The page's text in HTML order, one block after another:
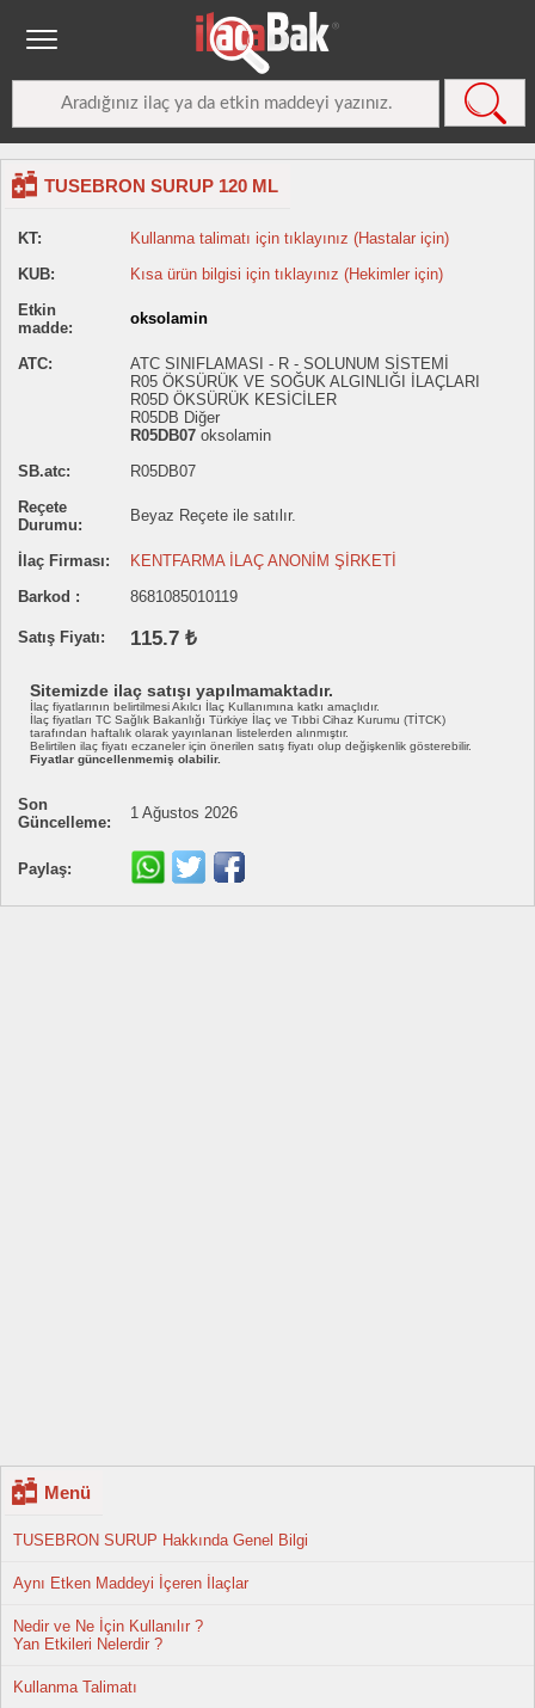
TUSEBRON SURUP 120 ML
KT:
Kullanma talimatı için tıklayınız (Hastalar için)
KUB:
Kısa ürün bilgisi için tıklayınız (Hekimler için)
Etkin
madde:
oksolamin
ATC:
ATC SINIFLAMASI - R - SOLUNUM SİSTEMİ
R05 ÖKSÜRÜK VE SOĞUK ALGINLIĞI İLAÇLARI
R05D ÖKSÜRÜK KESİCİLER
R05DB Diğer
R05DB07 oksolamin
SB.atc:
R05DB07
Reçete
Durumu:
Beyaz Reçete ile satılır.
İlaç Firması:
KENTFARMA İLAÇ ANONİM ŞİRKETİ
Barkod :
8681085010119
Satış Fiyatı: 115.7 ₺
Sitemizde ilaç satışı yapılmamaktadır.
İlaç fiyatlarının belirtilmesi Akılcı İlaç Kullanımına katkı amaçlıdır.
İlaç fiyatları TC Sağlık Bakanlığı Türkiye İlaç ve Tıbbi Cihaz Kurumu (TİTCK)
tarafından haftalık olarak yayınlanan listelerden alınmıştır.
Belirtilen ilaç fiyatı eczaneler için önerilen satış fiyatı olup değişkenlik gösterebilir.
Fiyatlar güncellenmemiş olabilir.
Son
Güncelleme:
1 Ağustos 2026
Paylaş:
Menü
TUSEBRON SURUP Hakkında Genel Bilgi
Aynı Etken Maddeyi İçeren İlaçlar
Nedir ve Ne İçin Kullanılır ?
Yan Etkileri Nelerdir ?
Kullanma Talimatı